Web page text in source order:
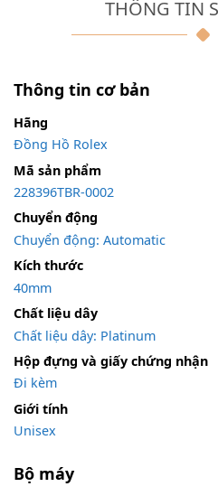
THÔNG TIN
Thông tin cơ bản
Hãng
Đồng Hồ Rolex
Mã sản phẩm
228396TBR-0002
Chuyển động
Chuyển động: Automatic
Kích thước
40mm
Chất liệu dây
Chất liệu dây: Platinum
Hộp đựng và giấy chứng nhận
Đi kèm
Giới tính
Unisex
Bộ máy